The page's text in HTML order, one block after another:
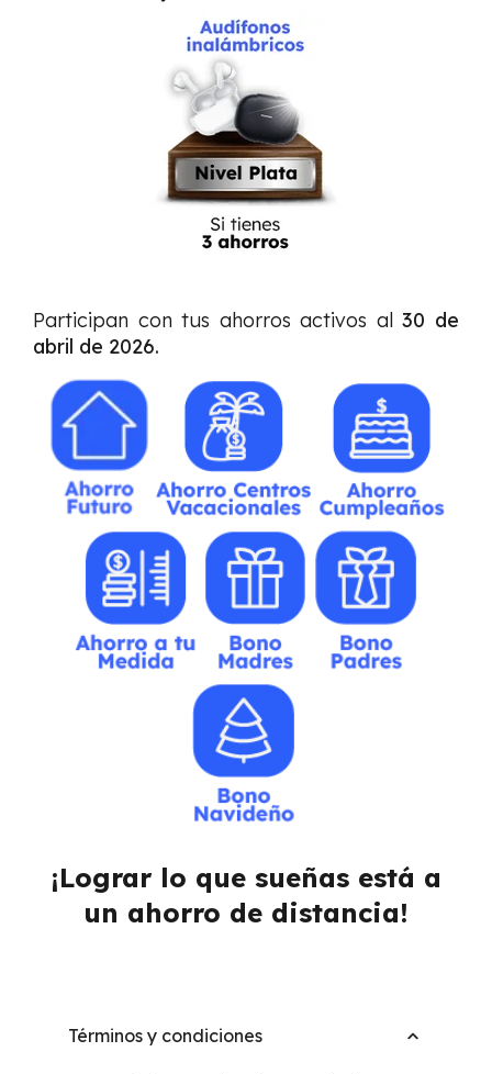
Participan con tus ahorros activos al30 de
abril de 2026.
¡Lograr lo que sueñas está a
un ahorro de distancia!
Términos y condiciones